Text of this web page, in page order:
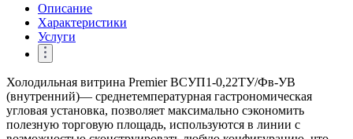
Описание
Характеристики
Услуги
Холодильная витрина Premier ВСУП1-0,22ТУ/Фв-УВ
(внутренний)— среднетемпературная гастрономическая
угловая установка, позволяет максимально сэкономить
полезную торговую площадь, используются в линии с